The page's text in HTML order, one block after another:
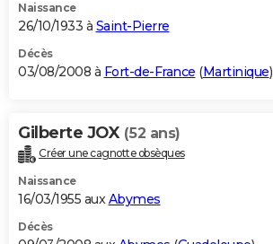
Naissance
26/10/1933 à Saint-Pierre
Décès
03/08/2008 à Fort-de-France (Martinique)
Gilberte JOX (52 ans)
Créer une cagnotte obsèques
Naissance
16/03/1955 auxAbymes
Décès